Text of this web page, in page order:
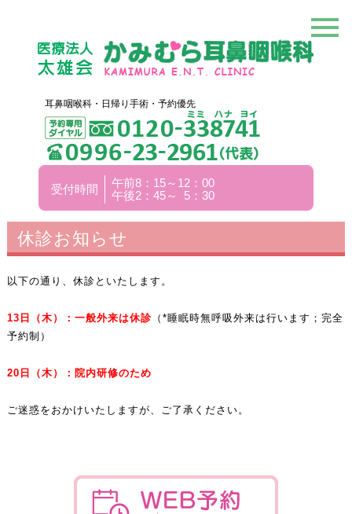
耳鼻咽喉科・日帰り手術・予約優先
受付時間
午前8：15～12：00
午後2：45～ 5：30
休診お知らせ
以下の通り、休診といたします。
13 日（木）：一般外来は休診 （*睡眠時無呼吸外来は行います；完全
予約制）
20 日（木） ：院内研修のため
ご迷惑をおかけいたしますが、ご了承ください。